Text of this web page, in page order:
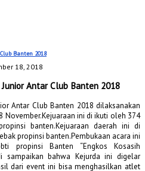
Banten 2018
18, 2018
Antar Club Banten 2018
Antar Club Banten 2018 dilaksanakan
November.Kejuaraan ini di ikuti oleh 374
banten.Kejuaraan daerah ini di
propinsi banten.Pembukaan acara ini
propinsi Banten “Engkos Kosasih
sampaikan bahwa Kejurda ini digelar
dari event ini bisa menghasilkan atlet